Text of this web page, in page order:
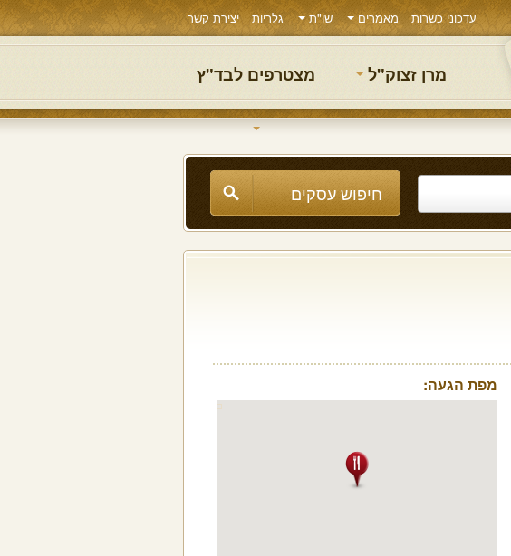
עדכוני כשרות מאמרים שו"ת גלריות יצירת קשר
מרן זצוק"ל מצטרפים לבד"ץ
מפת הגעה: